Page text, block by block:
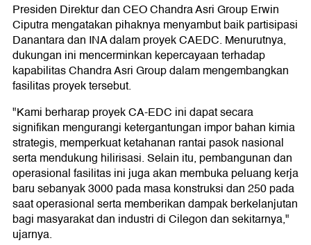
Presiden Direktur dan CEO Chandra Asri Group Erwin
Ciputra mengatakan pihaknya menyambut baik partisipasi
Danantara dan INA dalam proyek CAEDC. Menurutnya,
dukungan ini mencerminkan kepercayaan terhadap
kapabilitas Chandra Asri Group dalam mengembangkan
fasilitas proyek tersebut.
"Kami berharap proyek CA-EDC ini dapat secara
signifikan mengurangi ketergantungan impor bahan kimia
strategis, memperkuat ketahanan rantai pasok nasional
serta mendukung hilirisasi. Selain itu, pembangunan dan
operasional fasilitas ini juga akan membuka peluang kerja
baru sebanyak 3000 pada masa konstruksi dan 250 pada
saat operasional serta memberikan dampak berkelanjutan
bagi masyarakat dan industri di Cilegon dan sekitarnya,"
ujarnya.